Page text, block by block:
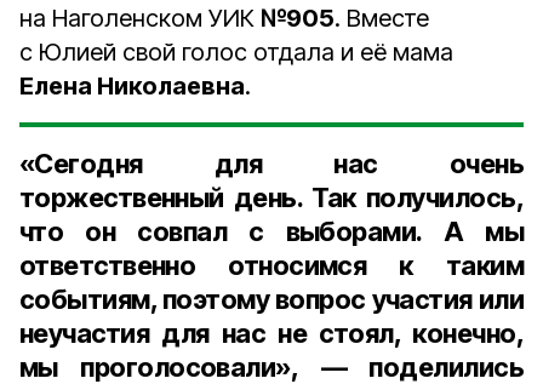
на Наголенском УИК №905. Вместе
с Юлией свой голос отдала и её мама
Елена Николаевна.
«Сегодня для нас очень
торжественный день. Так получилось,
что он совпал с выборами. А мы
ответственно относимся к таким
событиям, поэтому вопрос участия или
неучастия для нас не стоял, конечно,
мы проголосовали», — поделились